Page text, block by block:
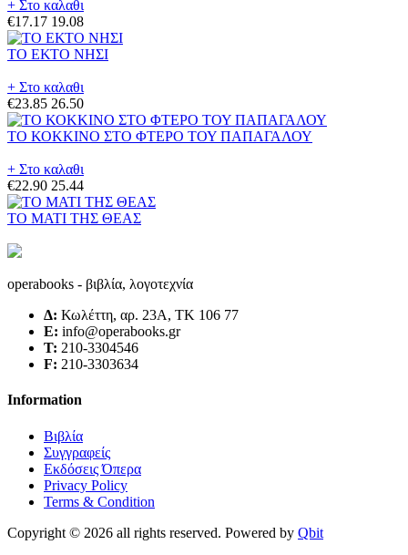
+ Στο καλαθι
€17.17 19.08
ΤΟ ΕΚΤΟ ΝΗΣΙ
+ Στο καλαθι
€23.85 26.50
ΤΟ ΚΟΚΚΙΝΟ ΣΤΟ ΦΤΕΡΟ ΤΟΥ ΠΑΠΑΓΑΛΟΥ
+ Στο καλαθι
€22.90 25.44
ΤΟ ΜΑΤΙ ΤΗΣ ΘΕΑΣ
operabooks - βιβλία, λογοτεχνία
Δ: Κωλέττη, αρ. 23Α, ΤΚ 106 77
E: info@operabooks.gr
Τ: 210-3304546
F: 210-3303634
Information
Βιβλία
Συγγραφείς
Εκδόσεις Όπερα
Privacy Policy
Terms & Condition
Copyright © 2026 all rights reserved. Powered by Qbit